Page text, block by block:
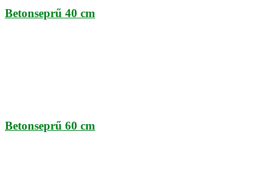
Betonseprű 40 cm
Betonseprű 60 cm